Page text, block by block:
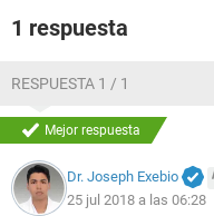
1 respuesta
RESPUESTA 1 / 1
Mejor respuesta
Dr. Joseph Exebio
25 jul 2018 a las 06:28